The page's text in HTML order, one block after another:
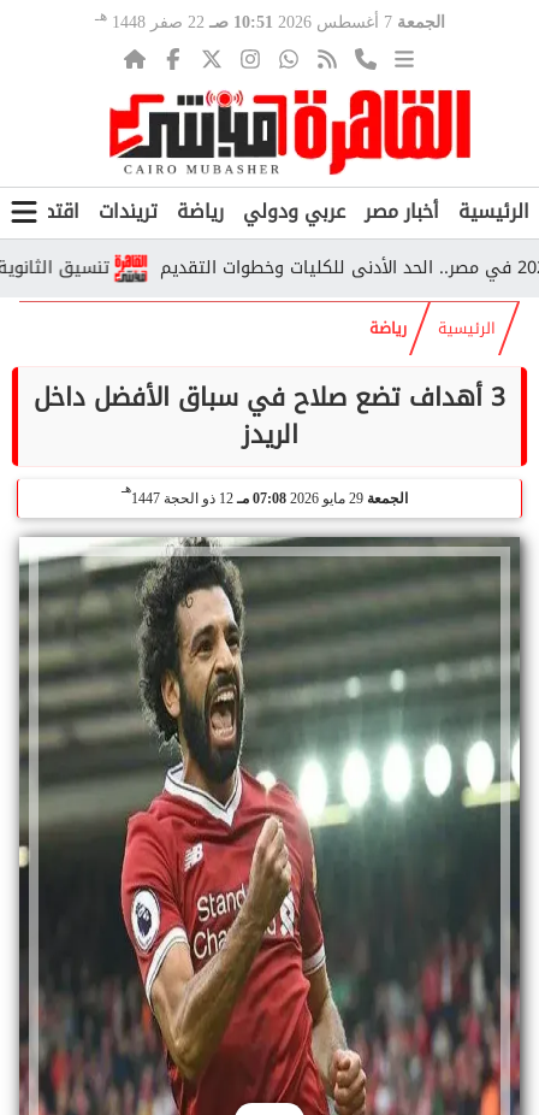
الجمعة 7 أغسطس 2026 10:51 صـ 22 صفر 1448 هـ
الرئيسية أخبار مصر عربي ودولي رياضة تريندات اقتصاد
تنسيق الثانوية العامة 2026.. قائمة الكليات المتوقعة لطلاب
الرئيسية رياضة
3 أهداف تضع صلاح في سباق الأفضل داخل
الريدز
الجمعة 07:08 مـ 12 ذو الحجة 1447
هـ